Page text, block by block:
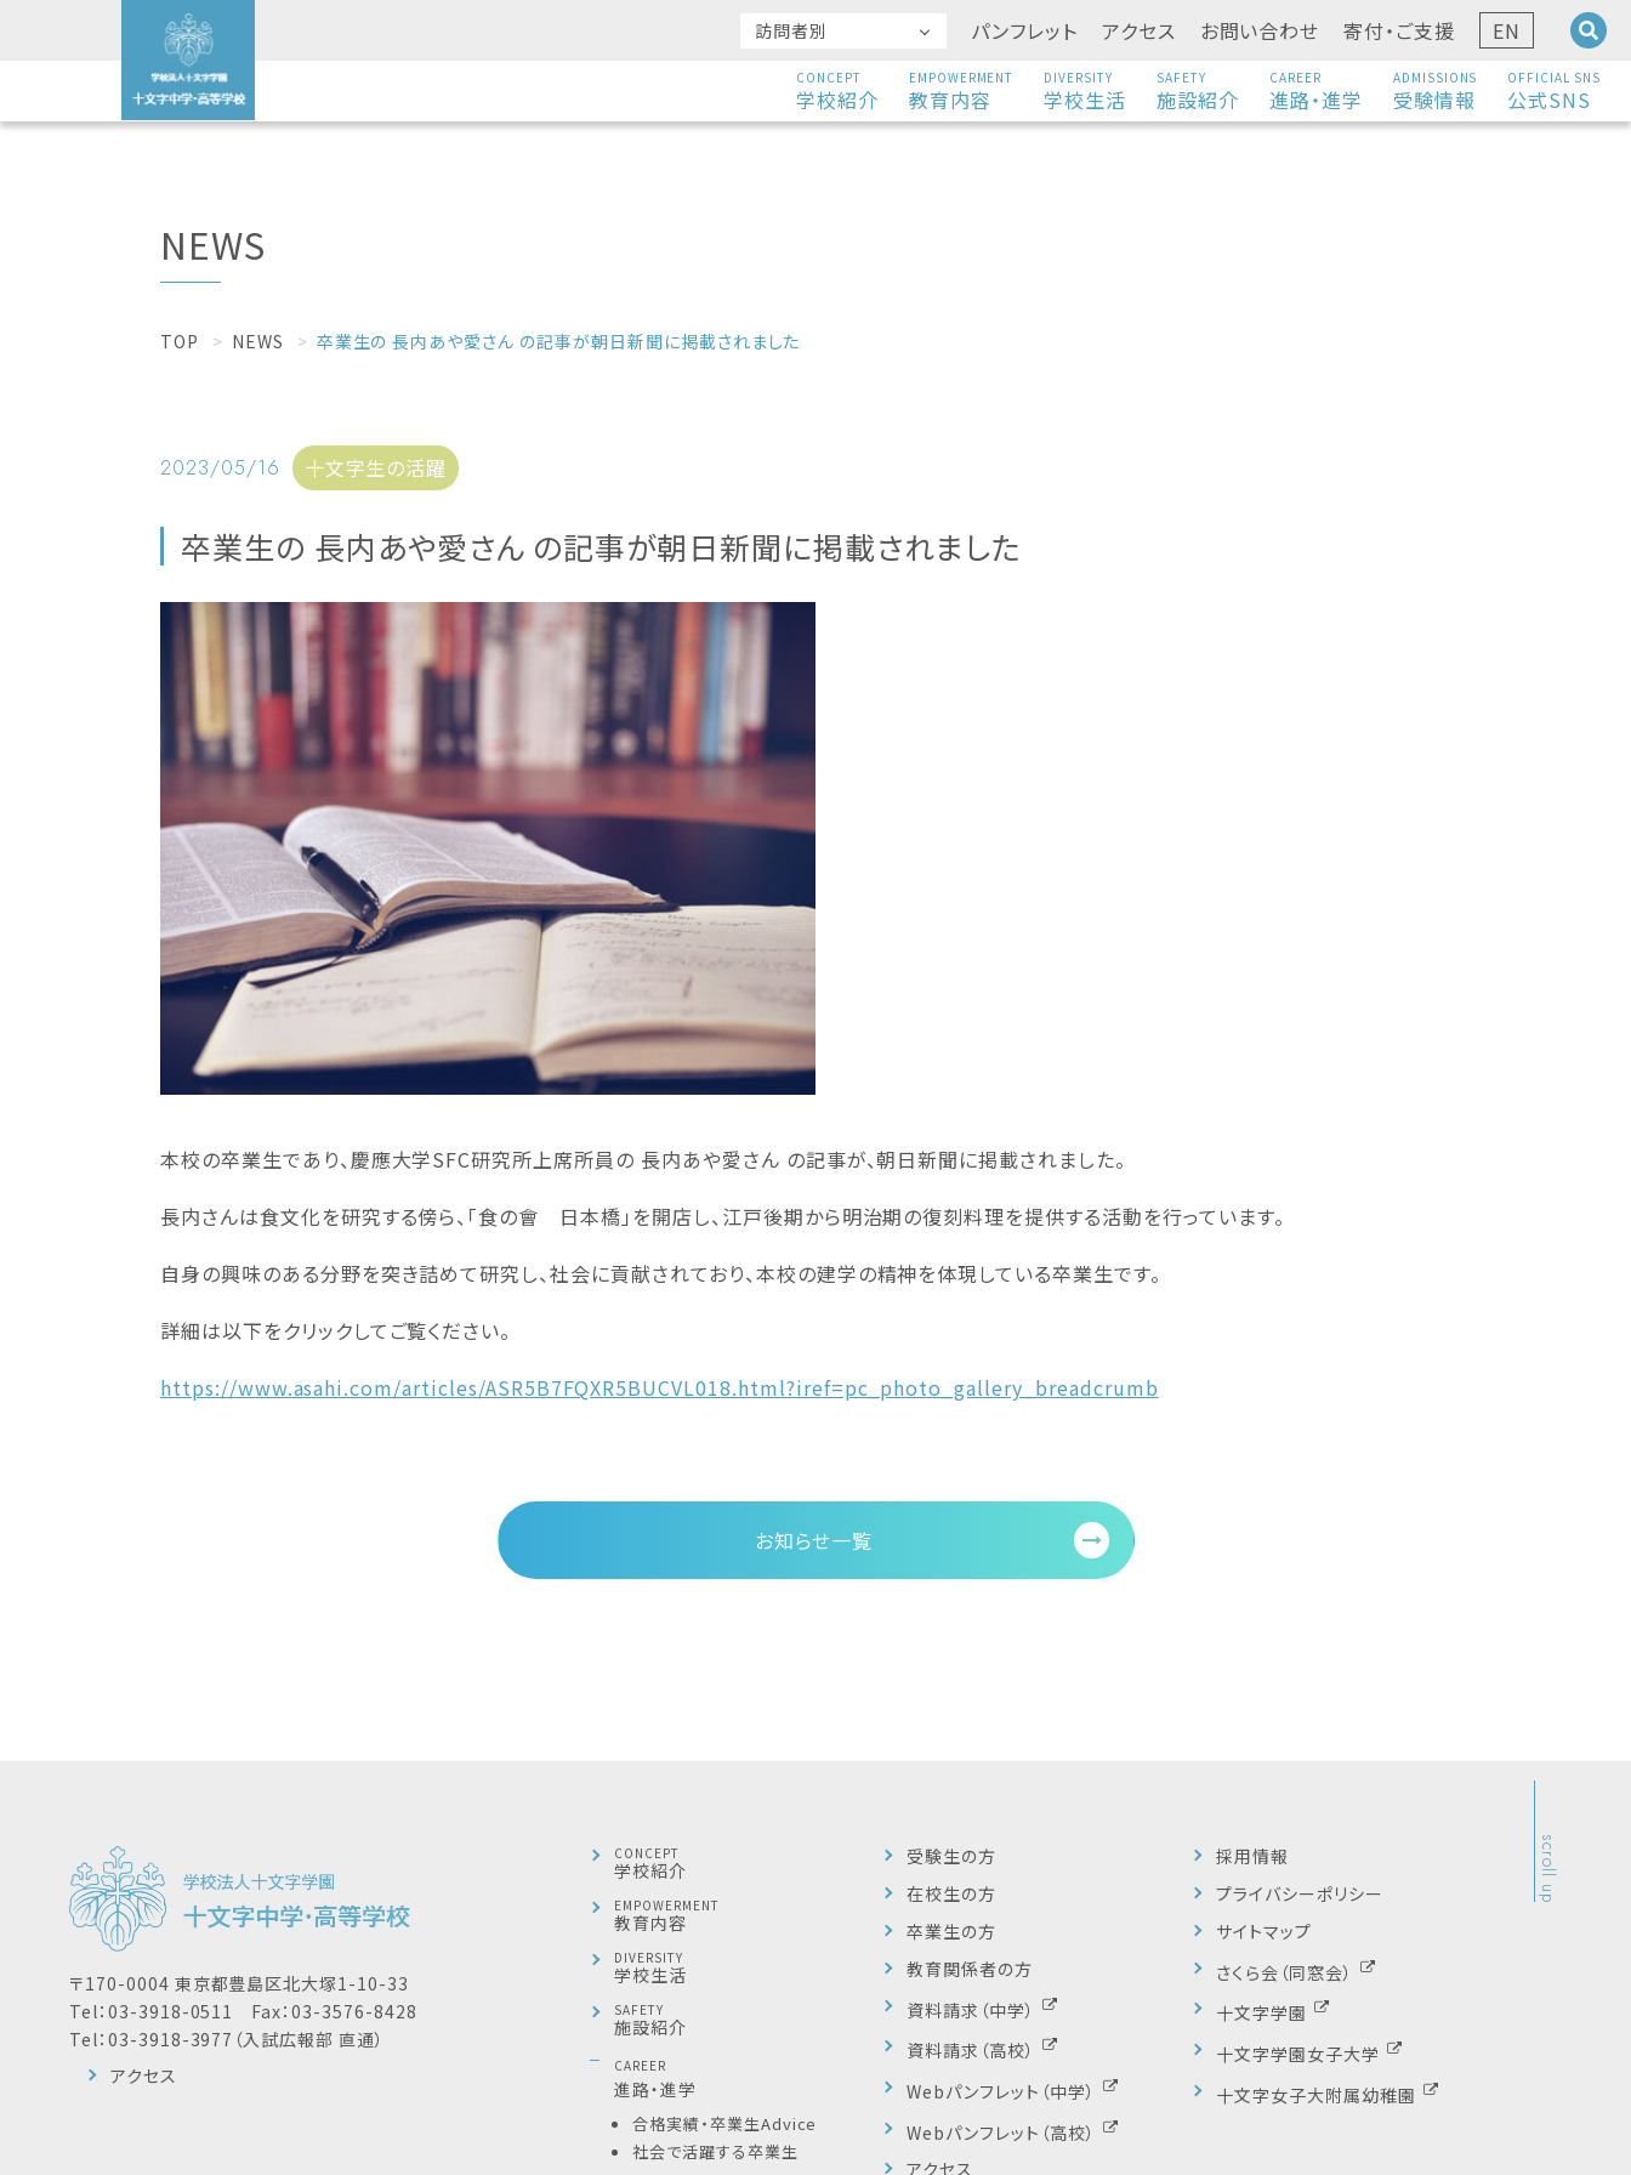
訪問者別 パンフレット アクセス お問い合わせ 寄付・ご支援 EN
CONCEPT
学校紹介
EMPOWERMENT
教育内容
DIVERSITY
学校生活
SAFETY
施設紹介
CAREER
進路・進学
ADMISSIONS
受験情報
OFFICIAL SNS
公式SNS
NEWS
TOP NEWS 卒業生の 長内あや愛さん の記事が朝日新聞に掲載されました
2023/05/16 十文字生の活躍
卒業生の 長内あや愛さん の記事が朝日新聞に掲載されました
本校の卒業生であり、慶應大学SFC研究所上席所員の 長内あや愛さん の記事が、朝日新聞に掲載されました。
長内さんは食文化を研究する傍ら、「食の會 日本橋」を開店し、江戸後期から明治期の復刻料理を提供する活動を行っています。
自身の興味のある分野を突き詰めて研究し、社会に貢献されており、本校の建学の精神を体現している卒業生です。
詳細は以下をクリックしてご覧ください。
https://www.asahi.com/articles/ASR5B7FQXR5BUCVL018.html?iref=pc_photo_gallery_breadcrumb
お知らせ一覧
〒170-0004 東京都豊島区北大塚1-10-33
Tel：03-3918-0511 Fax：03-3576-8428
Tel：03-3918-3977（入試広報部 直通）
アクセス
CONCEPT
学校紹介
EMPOWERMENT
教育内容
DIVERSITY
学校生活
SAFETY
施設紹介
CAREER
進路・進学
合格実績・卒業生Advice
社会で活躍する卒業生
受験生の方
在校生の方
卒業生の方
教育関係者の方
資料請求（中学）
資料請求（高校）
Webパンフレット（中学）
Webパンフレット（高校）
アクセス
採用情報
プライバシーポリシー
サイトマップ
さくら会（同窓会）
十文字学園
十文字学園女子大学
十文字女子大附属幼稚園
scroll up